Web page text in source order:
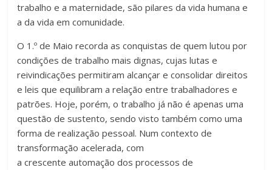
trabalho e a maternidade, são pilares da vida humana e
a da vida em comunidade.
O 1.º de Maio recorda as conquistas de quem lutou por
condições de trabalho mais dignas, cujas lutas e
reivindicações permitiram alcançar e consolidar direitos
e leis que equilibram a relação entre trabalhadores e
patrões. Hoje, porém, o trabalho já não é apenas uma
questão de sustento, sendo visto também como uma
forma de realização pessoal. Num contexto de
transformação acelerada, com
a crescente automação dos processos de